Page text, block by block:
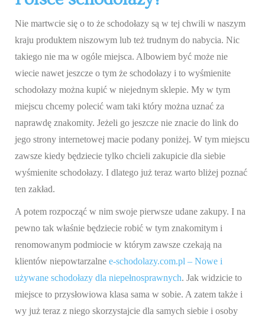
Nie martwcie się o to że schodołazy są w tej chwili w naszym
kraju produktem niszowym lub też trudnym do nabycia. Nic
takiego nie ma w ogóle miejsca. Albowiem być może nie
wiecie nawet jeszcze o tym że schodołazy i to wyśmienite
schodołazy można kupić w niejednym sklepie. My w tym
miejscu chcemy polecić wam taki który można uznać za
naprawdę znakomity. Jeżeli go jeszcze nie znacie do link do
jego strony internetowej macie podany poniżej. W tym miejscu
zawsze kiedy będziecie tylko chcieli zakupicie dla siebie
wyśmienite schodołazy. I dlatego już teraz warto bliżej poznać
ten zakład.
A potem rozpocząć w nim swoje pierwsze udane zakupy. I na
pewno tak właśnie będziecie robić w tym znakomitym i
renomowanym podmiocie w którym zawsze czekają na
klientów niepowtarzalne e-schodolazy.com.pl – Nowe i
używane schodołazy dla niepełnosprawnych. Jak widzicie to
miejsce to przysłowiowa klasa sama w sobie. A zatem także i
wy już teraz z niego skorzystajcie dla samych siebie i osoby